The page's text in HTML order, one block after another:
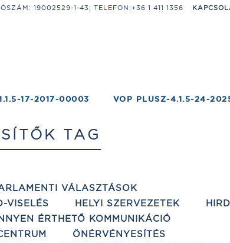
19002529-1-43; TELEFON:+36 1 411 1356
17-2017-00003 VOP PLUSZ-4.1.5-24-
TAG
VÁLASZTÁSOK
VISELÉS HELYI SZERVEZETEK
ÉRTHETŐ KOMMUNIKÁCIÓ
ÖNÉRVÉNYESÍTÉS